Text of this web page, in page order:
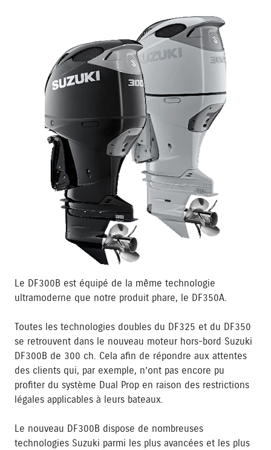
Le DF300B est équipé de la même technologie
ultramoderne que notre produit phare, le DF350A.
Toutes les technologies doubles du DF325 et du DF350
se retrouvent dans le nouveau moteur hors-bord Suzuki
DF300B de 300 ch. Cela afin de répondre aux attentes
des clients qui, par exemple, n’ont pas encore pu
profiter du système Dual Prop en raison des restrictions
légales applicables à leurs bateaux.
Le nouveau DF300B dispose de nombreuses
technologies Suzuki parmi les plus avancées et les plus